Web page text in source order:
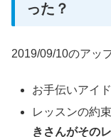
った？
2019/09/10のアッ
お手伝いアイ
レッスンの約
きさんがその